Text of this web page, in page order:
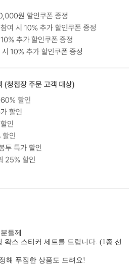
AI 업스케일링
다.
는 카드입니다. (변경 가능)
들께
왁스 스티커 세트를 드립니다. (1종 선
해 푸짐한 상품도 드려요!